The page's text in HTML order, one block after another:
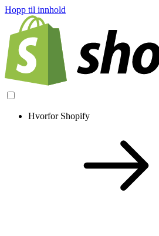
Hopp til innhold
Hvorfor Shopify